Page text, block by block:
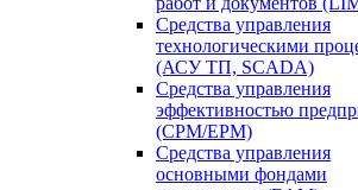
Средства управления
технологическими
(АСУ ТП, SCADA)
Средства управления
эффективностью
(CPM/EPM)
Средства управления
основными фондами